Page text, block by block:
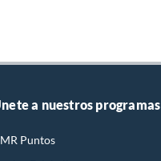
a nuestros programas
Puntos